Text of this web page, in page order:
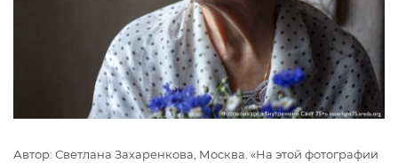
Автор: Светлана Захаренкова, Москва. «На этой фотографии